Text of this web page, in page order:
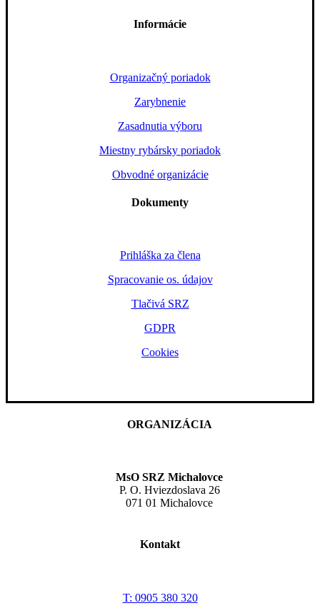
Informácie
Organizačný poriadok
Zarybnenie
Zasadnutia výboru
Miestny rybársky poriadok
Obvodné organizácie
Dokumenty
Prihláška za člena
Spracovanie os. údajov
Tlačivá SRZ
GDPR
Cookies
ORGANIZÁCIA
MsO SRZ Michalovce
P. O. Hviezdoslava 26
071 01 Michalovce
Kontakt
T: 0905 380 320